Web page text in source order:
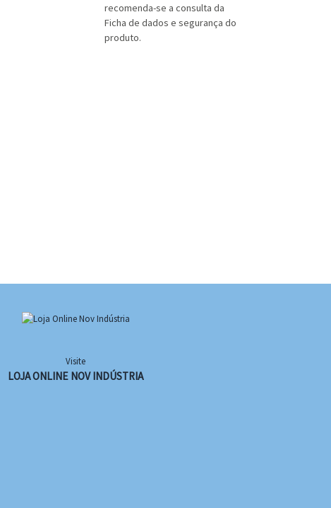
recomenda-se a consulta da
Ficha de dados e segurança do
produto.
Visite
LOJA ONLINE NOV INDÚSTRIA